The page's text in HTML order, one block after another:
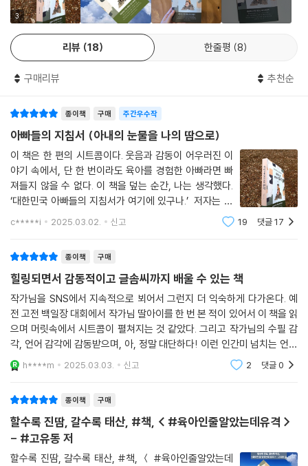
스러질 듯한 피곤 속에서도 포기할 수 없는 미소, 폭발할 듯한 짜증도 추억
으로 바꾸는 마법 같은 고사리손. 거짓말 같지만 실제로 존재하는 신비한
육아에 중독된 아빠의 절규. 우린 그 땀나는 절규를 읽으며 눈물을 흘릴 수
밖에.
왜 아빠를 괴롭히는 게 재미있을까? 어릴 적 '우리 아빠다! 내가 말하면 우
리 아빠는 다 해준다!(이렇게 훈련시켰다)'는 사실은 딸로서 큰 자랑이었
어요. 소금물 흘리며 육아하는 아빠와 별빛 눈망울로 아빠를 유격하는 딸
의 숨 막히는 현장. "사랑해"에 매료된 부모의 마음을 제대로 저격한 책이
에요♡
- 울림 (북스타그래머)
3
리뷰 18 한줄평 8
구매리뷰 추천순
종이책 구매 주간우수작
아빠들의 지침서 (아내의 눈물을 나의 땀으로)
이 책은 한 편의 시트콤이다. 웃음과 감동이 어우러진 이
야기 속에서, 단 한 번이라도 육아를 경험한 아빠라면 빠
져들지 않을 수 없다. 이 책을 덮는 순간, 나는 생각했다.
‘대한민국 아빠들의 지침서가 여기에 있구나.’ 저자는 말
한다. 아이를 사랑하며 키우는 일은 결국, 약간의 땀이 섞
이면 가능한 일이라고. 그는 이 책을 통해 어린 시절 깊이
c*****i 2025.03.02. 신고 19 댓글17
종이책 구매
힐링되면서 감동적이고 글솜씨까지 배울 수 있는 책
작가님을 SNS에서 지속적으로 뵈어서 그런지 더 익숙하게 다가온다. 예
전 고전 백일장 대회에서 작가님 딸아이를 한 번 본 적이 있어서 이 책을 읽
으며 머릿속에서 시트콤이 펼쳐지는 것 같았다. 그리고 작가님의 수필 감
각, 언어 감각에 감동받으며, 아, 정말 대단하다! 이런 인간미 넘치는 언어
를 쓰는 작가님은 천상 작가님이구나! 하는 생각에 언젠가 수필 글쓰기에
도전해 보고 싶다
h****m 2025.03.03. 신고 2 댓글0
종이책 구매
할수록 진땀, 갈수록 태산, #책, < #육아인줄알았는데유격 >
- #고유동 저
할수록 진땀, 갈수록 태산, #책, ＜ #육아인줄알았는데